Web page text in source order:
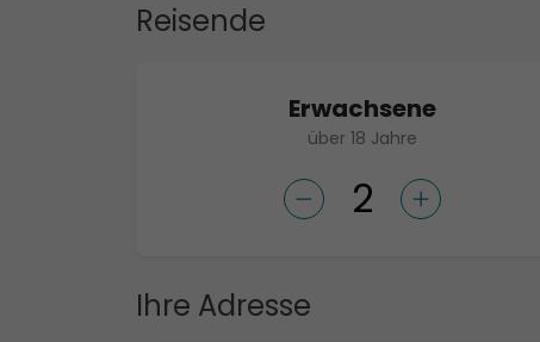
Reisende
Erwachsene
über 18 Jahre
Ihre Adresse